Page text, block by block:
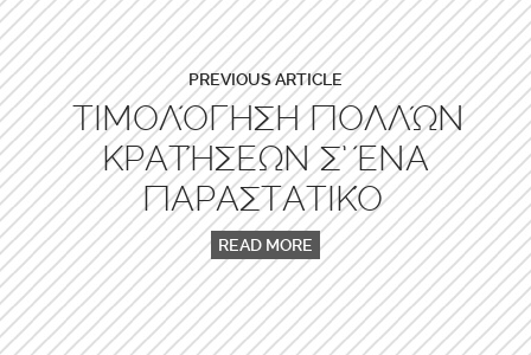
PREVIOUS ARTICLE
ΤΙΜΟΛΌΓΗΣΗ ΠΟΛΛΏΝ
ΚΡΑΤΉΣΕΩΝ Σ’ ΈΝΑ
ΠΑΡΑΣΤΑΤΙΚΌ
READ MORE